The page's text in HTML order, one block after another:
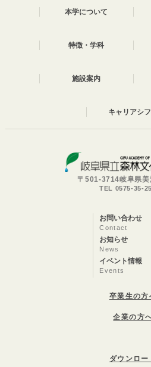
本学について
特徴・学科
施設案内
キャリアシ
〒501-3714岐阜県
TEL 0575-35-
お問い合わせ
Contact
お知らせ
News
イベント情報
Events
卒業生の方
企業の方
ダウンロー